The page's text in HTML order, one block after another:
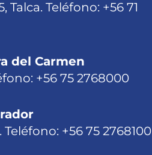
Teléfono: +56 71
del Carmen
+56 75 2768000
+56 75 2768100